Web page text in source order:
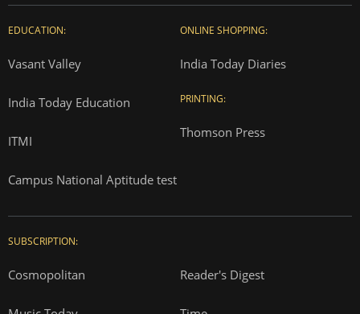
EDUCATION:
Vasant Valley
India Today Education
ITMI
Campus National Aptitude test
ONLINE SHOPPING:
India Today Diaries
PRINTING:
Thomson Press
SUBSCRIPTION:
Cosmopolitan Reader's Digest